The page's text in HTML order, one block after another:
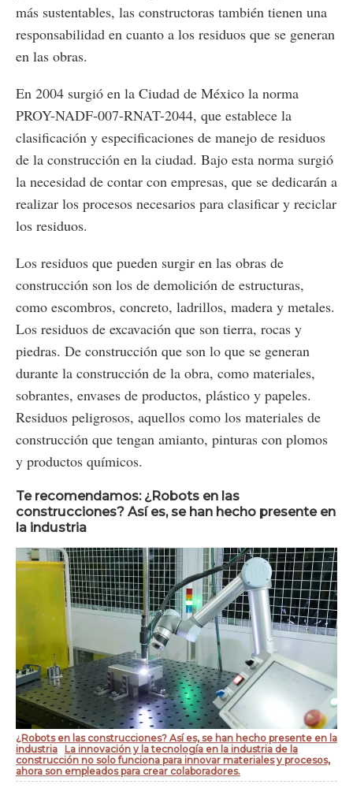
más sustentables, las constructoras también tienen una
responsabilidad en cuanto a los residuos que se generan
en las obras.
En 2004 surgió en la Ciudad de México la norma
PROY-NADF-007-RNAT-2044, que establece la
clasificación y especificaciones de manejo de residuos
de la construcción en la ciudad. Bajo esta norma surgió
la necesidad de contar con empresas, que se dedicarán a
realizar los procesos necesarios para clasificar y reciclar
los residuos.
Los residuos que pueden surgir en las obras de
construcción son los de demolición de estructuras,
como escombros, concreto, ladrillos, madera y metales.
Los residuos de excavación que son tierra, rocas y
piedras. De construcción que son lo que se generan
durante la construcción de la obra, como materiales,
sobrantes, envases de productos, plástico y papeles.
Residuos peligrosos, aquellos como los materiales de
construcción que tengan amianto, pinturas con plomos
y productos químicos.
Te recomendamos: ¿Robots en las
construcciones? Así es, se han hecho presente en
la industria
¿Robots en las construcciones? Así es, se han hecho presente en la
industria
La innovación y la tecnología en la industria de la
construcción no solo funciona para innovar materiales y procesos,
ahora son empleados para crear colaboradores.